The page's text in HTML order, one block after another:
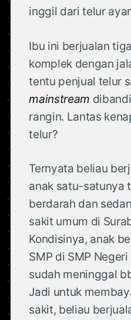
inggil dari telur
Ibu ini berjualan
komplek dengan
tentu penjual telur
mainstream
rangin. Lantas
telur?
Ternyata beliau
anak satu-satunya
berdarah dan
sakit umum di
Kondisinya, anak
SMP di SMP
sudah meninggal
Jadi untuk
sakit, beliau